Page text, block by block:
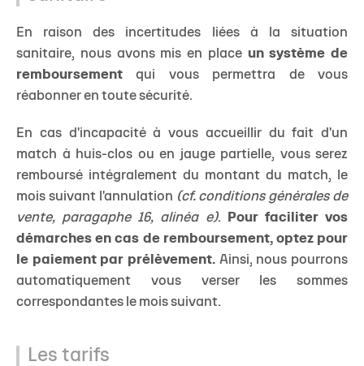
En raison des incertitudes liées à la situation
sanitaire, nous avons mis en place un système de
remboursementqui vous permettra de vous
réabonner en toute sécurité.
En cas d'incapacité à vous accueillir du fait d'un
match à huis-clos ou en jauge partielle, vous serez
remboursé intégralement du montant du match, le
mois suivant l'annulation (cf. conditions générales de
vente, paragaphe 16, alinéa e).
Pour faciliter vos
démarches en cas de remboursement, optez pour
le paiement par prélèvement. Ainsi, nous pourrons
automatiquement vous verser les sommes
correspondantes le mois suivant.
Les tarifs